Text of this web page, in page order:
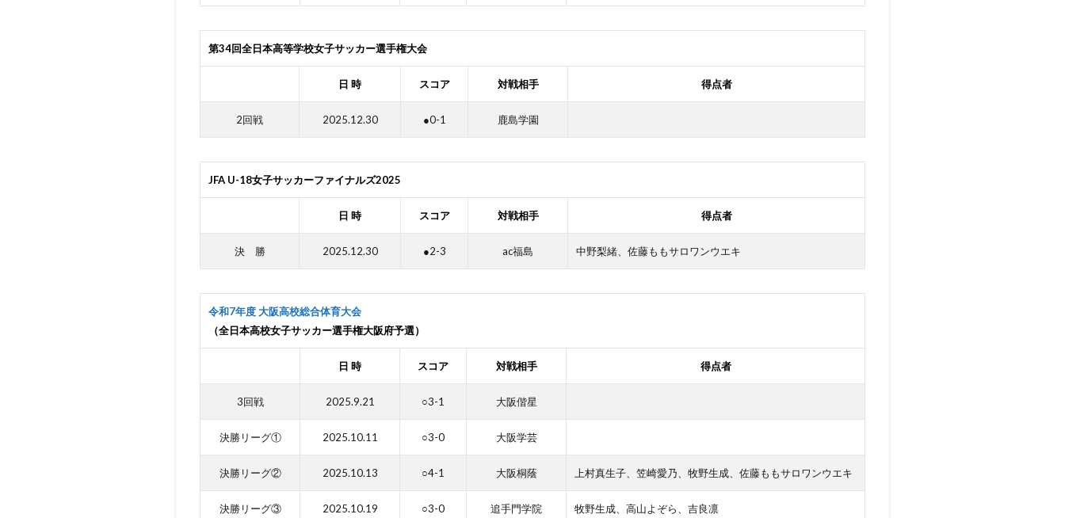
第34回全日本高等学校女子サッカー選手権大会
日 時 スコア 対戦相手 得点者
2回戦 2025.12.30 ●0-1 鹿島学園
JFA U-18女子サッカーファイナルズ2025
日 時 スコア 対戦相手 得点者
決 勝 2025.12.30 ●2-3 ac福島 中野梨緒、佐藤ももサロワンウエキ
令和7年度 大阪高校総合体育大会
（全日本高校女子サッカー選手権大阪府予選）
日 時 スコア 対戦相手 得点者
3回戦 2025.9.21 ○3-1 大阪偕星
決勝リーグ① 2025.10.11 ○3-0 大阪学芸
決勝リーグ② 2025.10.13 ○4-1 大阪桐蔭 上村真生子、笠崎愛乃、牧野生成、佐藤ももサロワンウエキ
決勝リーグ③ 2025.10.19 ○3-0 追手門学院 牧野生成、高山よぞら、吉良凛